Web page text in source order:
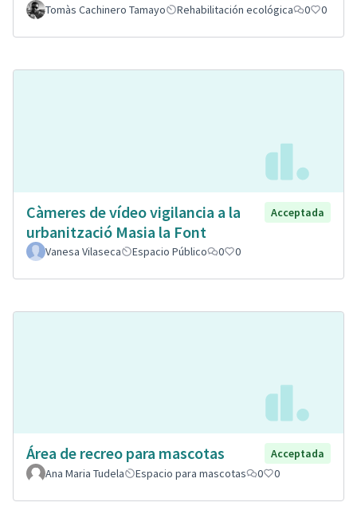
Tomàs Cachinero Tamayo
Rehabilitación ecológica 0 0
Càmeres de vídeo vigilancia a la
urbanització Masia la Font
Acceptada
Vanesa Vilaseca Espacio Público 0 0
Área de recreo para mascotas
Acceptada
Ana Maria Tudela
Espacio para mascotas 0 0